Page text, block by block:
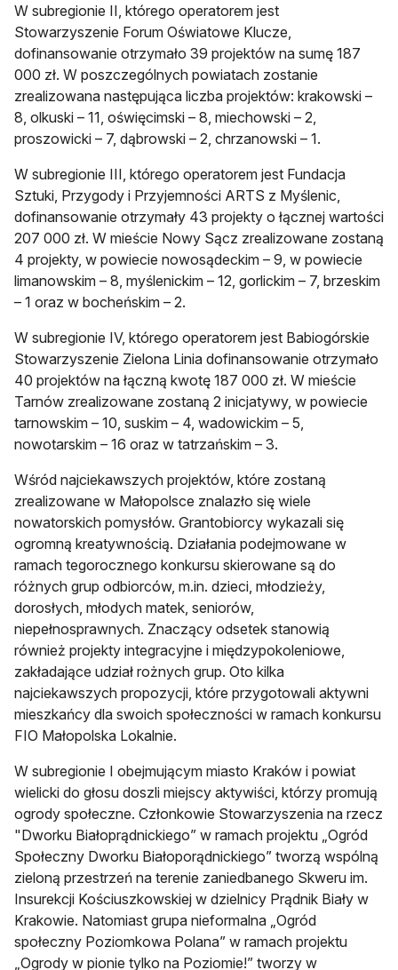
W subregionie II, którego operatorem jest
Stowarzyszenie Forum Oświatowe Klucze,
dofinansowanie otrzymało 39 projektów na sumę 187
000 zł. W poszczególnych powiatach zostanie
zrealizowana następująca liczba projektów: krakowski –
8, olkuski – 11, oświęcimski – 8, miechowski – 2,
proszowicki – 7, dąbrowski – 2, chrzanowski – 1.
W subregionie III, którego operatorem jest Fundacja
Sztuki, Przygody i Przyjemności ARTS z Myślenic,
dofinansowanie otrzymały 43 projekty o łącznej wartości
207 000 zł. W mieście Nowy Sącz zrealizowane zostaną
4 projekty, w powiecie nowosądeckim – 9, w powiecie
limanowskim – 8, myślenickim – 12, gorlickim – 7, brzeskim
– 1 oraz w bocheńskim – 2.
W subregionie IV, którego operatorem jest Babiogórskie
Stowarzyszenie Zielona Linia dofinansowanie otrzymało
40 projektów na łączną kwotę 187 000 zł. W mieście
Tarnów zrealizowane zostaną 2 inicjatywy, w powiecie
tarnowskim – 10, suskim – 4, wadowickim – 5,
nowotarskim – 16 oraz w tatrzańskim – 3.
Wśród najciekawszych projektów, które zostaną
zrealizowane w Małopolsce znalazło się wiele
nowatorskich pomysłów. Grantobiorcy wykazali się
ogromną kreatywnością. Działania podejmowane w
ramach tegorocznego konkursu skierowane są do
różnych grup odbiorców, m.in. dzieci, młodzieży,
dorosłych, młodych matek, seniorów,
niepełnosprawnych. Znaczący odsetek stanowią
również projekty integracyjne i międzypokoleniowe,
zakładające udział rożnych grup. Oto kilka
najciekawszych propozycji, które przygotowali aktywni
mieszkańcy dla swoich społeczności w ramach konkursu
FIO Małopolska Lokalnie.
W subregionie I obejmującym miasto Kraków i powiat
wielicki do głosu doszli miejscy aktywiści, którzy promują
ogrody społeczne. Członkowie Stowarzyszenia na rzecz
"Dworku Białoprądnickiego” w ramach projektu „Ogród
Społeczny Dworku Białoporądnickiego” tworzą wspólną
zieloną przestrzeń na terenie zaniedbanego Skweru im.
Insurekcji Kościuszkowskiej w dzielnicy Prądnik Biały w
Krakowie. Natomiast grupa nieformalna „Ogród
społeczny Poziomkowa Polana” w ramach projektu
„Ogrody w pionie tylko na Poziomie!” tworzy w